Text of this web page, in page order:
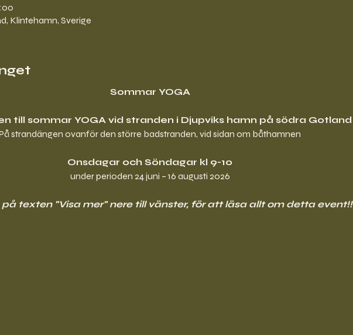
Klintehamn, Sverige
Sommar YOGA
till sommar YOGA vid stranden i Djupviks hamn på södra Gotland
strandängen ovanför den större badstranden, vid sidan om båthamnen
Onsdagar och Söndagar kl 9-10
under perioden 24 juni – 16 augusti 2026
på texten "Visa mer" nere till vänster, för att läsa allt om detta event!!